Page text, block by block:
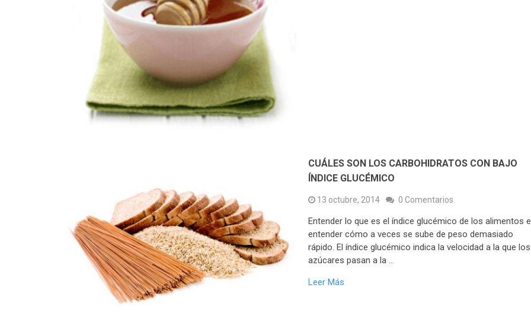
CUÁLES SON LOS CARBOHIDRATOS CON BAJO
ÍNDICE GLUCÉMICO
13 octubre, 2014 0 Comentarios
Entender lo que es el índice glucémico de los alimentos
entender cómo a veces se sube de peso demasiado
rápido. El índice glucémico indica la velocidad a la que los
azúcares pasan a la …
Leer Más